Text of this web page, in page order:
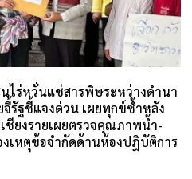
ไร่หวั่นแช่สารพิษระหว่างดำนา
จี้รัฐชี้แจงด่วน เผยทุกข์ซ้ำหลัง
ชียงรายเผยตรวจคุณภาพน้ำ-
เหตุข้อจำกัดด้านห้องปฎิบัติการ